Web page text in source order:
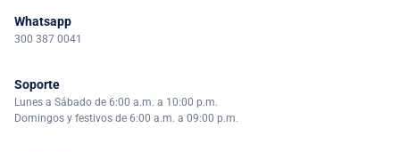
Whatsapp
300 387 0041
Soporte
Lunes a Sábado de 6:00 a.m. a 10:00 p.m.
Domingos y festivos de 6:00 a.m. a 09:00 p.m.